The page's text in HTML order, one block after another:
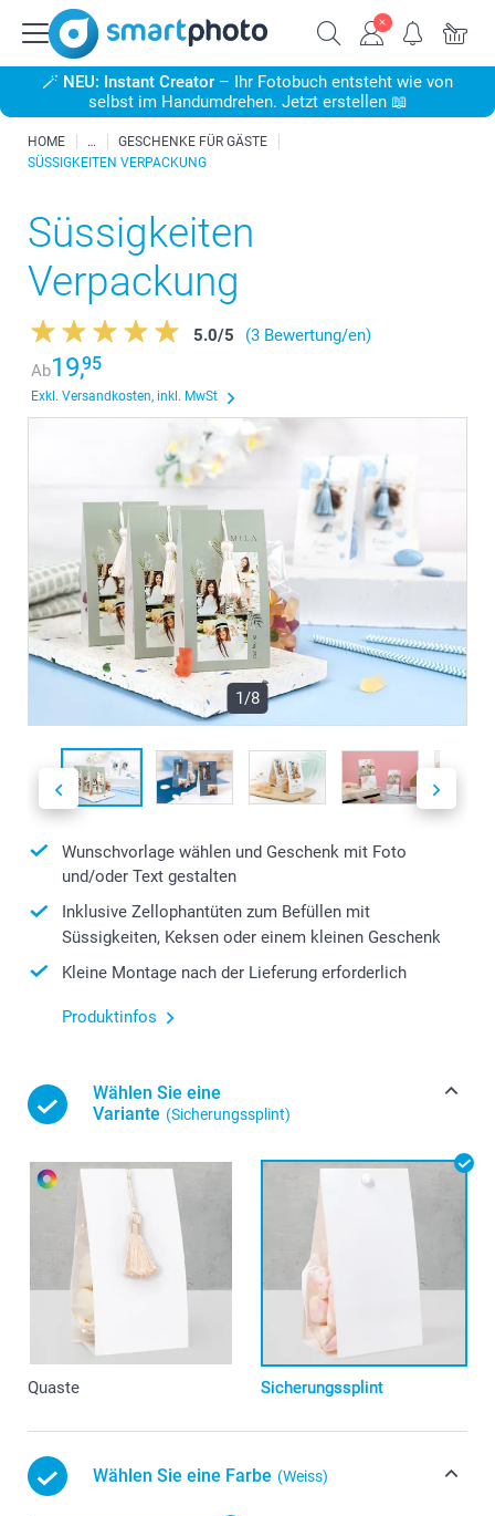
🪄 NEU: Instant Creator – Ihr Fotobuch entsteht wie von
selbst im Handumdrehen. Jetzt erstellen 📖
HOME
GESCHENKE FÜR GÄSTE
SÜSSIGKEITEN VERPACKUNG
Süssigkeiten
Verpackung
5.0/5
(3 Bewertung/en)
Ab19,95
Exkl. Versandkosten, inkl. MwSt
1/8
Wunschvorlage wählen und Geschenk mit Foto
und/oder Text gestalten
Inklusive Zellophantüten zum Befüllen mit
Süssigkeiten, Keksen oder einem kleinen Geschenk
Kleine Montage nach der Lieferung erforderlich
Produktinfos
Wählen Sie eine
Variante (Sicherungssplint)
Quaste Sicherungssplint
Wählen Sie eine Farbe (Weiss)